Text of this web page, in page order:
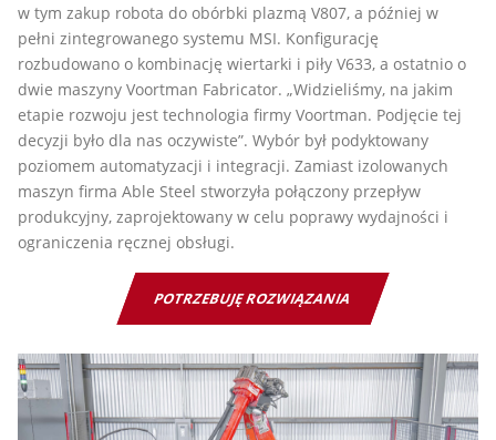
w tym zakup robota do obórbki plazmą V807, a później w
pełni zintegrowanego systemu MSI. Konfigurację
rozbudowano o kombinację wiertarki i piły V633, a ostatnio o
dwie maszyny Voortman Fabricator. „Widzieliśmy, na jakim
etapie rozwoju jest technologia firmy Voortman. Podjęcie tej
decyzji było dla nas oczywiste”. Wybór był podyktowany
poziomem automatyzacji i integracji. Zamiast izolowanych
maszyn firma Able Steel stworzyła połączony przepływ
produkcyjny, zaprojektowany w celu poprawy wydajności i
ograniczenia ręcznej obsługi.
POTRZEBUJĘ ROZWIĄZANIA